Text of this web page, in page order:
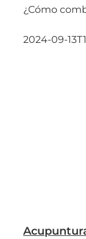
¿Cómo
2024-09-